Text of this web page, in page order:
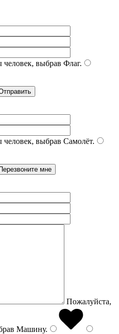
выбрав Флаг.
выбрав Самолёт.
Пожалуйста,
Машину.